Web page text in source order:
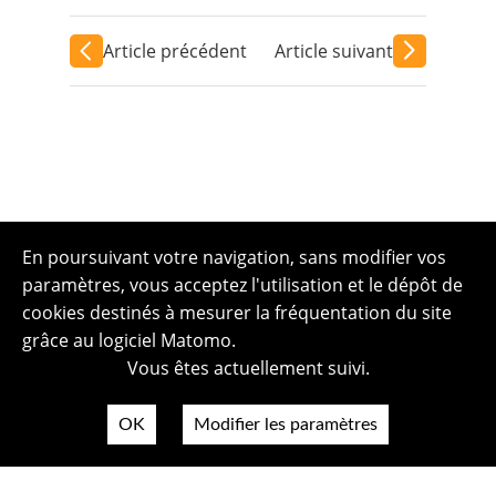
Article précédent Article suivant
En poursuivant votre navigation, sans modifier vos
paramètres, vous acceptez l'utilisation et le dépôt de
cookies destinés à mesurer la fréquentation du site
grâce au logiciel Matomo.
Vous êtes actuellement suivi.
OK Modifier les paramètres